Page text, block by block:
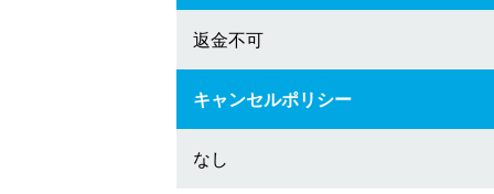
返金不可
キャンセルポリシー
なし